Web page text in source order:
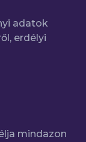
adatok
erdélyi
mindazon